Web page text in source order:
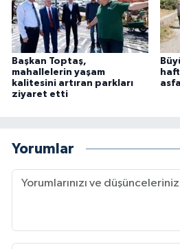
Başkan Toptaş,
mahallelerin yaşam
kalitesini artıran parkları
ziyaret etti
Yorumlar